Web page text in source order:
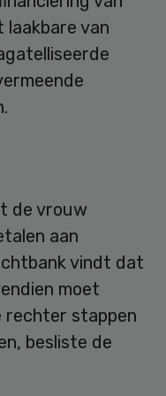
laakbare van
de vrouw
aan
vindt dat
moet
rechter stappen
besliste de